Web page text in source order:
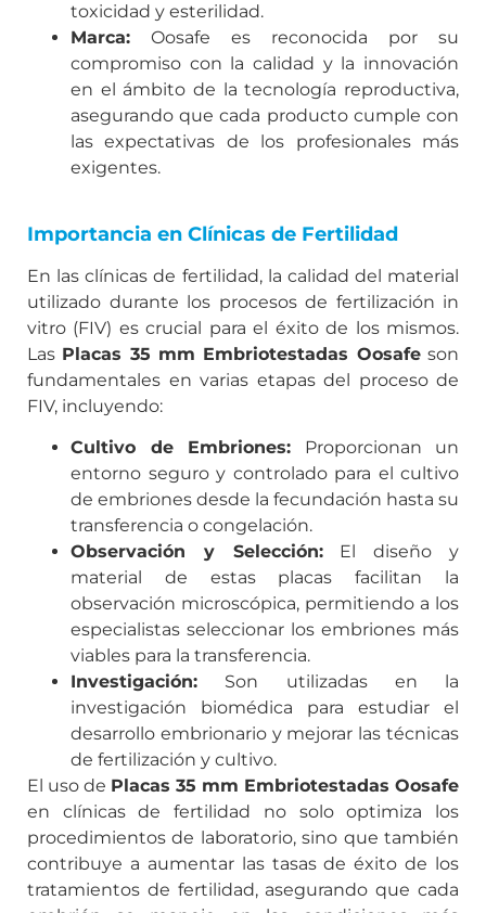
toxicidad y esterilidad.
Marca: Oosafe es reconocida por su
compromiso con la calidad y la innovación
en el ámbito de la tecnología reproductiva,
asegurando que cada producto cumple con
las expectativas de los profesionales más
exigentes.
Importancia en Clínicas de Fertilidad
En las clínicas de fertilidad, la calidad del material
utilizado durante los procesos de fertilización in
vitro (FIV) es crucial para el éxito de los mismos.
Las Placas 35 mm Embriotestadas Oosafeson
fundamentales en varias etapas del proceso de
FIV, incluyendo:
Cultivo de Embriones: Proporcionan un
entorno seguro y controlado para el cultivo
de embriones desde la fecundación hasta su
transferencia o congelación.
Observación y Selección:El diseño y
material de estas placas facilitan la
observación microscópica, permitiendo a los
especialistas seleccionar los embriones más
viables para la transferencia.
Investigación: Son utilizadas en la
investigación biomédica para estudiar el
desarrollo embrionario y mejorar las técnicas
de fertilización y cultivo.
El uso de Placas 35 mm Embriotestadas Oosafe
en clínicas de fertilidad no solo optimiza los
procedimientos de laboratorio, sino que también
contribuye a aumentar las tasas de éxito de los
tratamientos de fertilidad, asegurando que cada